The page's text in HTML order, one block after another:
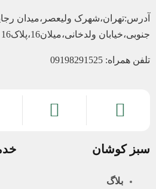
آدرس:تهران،شهرک ولیعصر،میدان
جنوبی،خیابان ولدخانی،میلان16،پلاک16
تلفن همراه: 09198291525
سبز کوشان
بلاگ